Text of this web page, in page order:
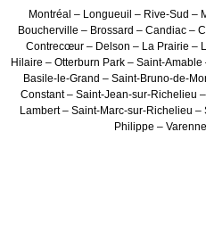
Montréal – Longueuil – Rive-Sud
Boucherville – Brossard – Candiac –
Contrecœur – Delson – La Prairie –
Hilaire – Otterburn Park – Saint-
Basile-le-Grand – Saint-Bruno-de-
Constant – Saint-Jean-sur-Richelieu
Lambert – Saint-Marc-sur-Richelieu
Philippe –